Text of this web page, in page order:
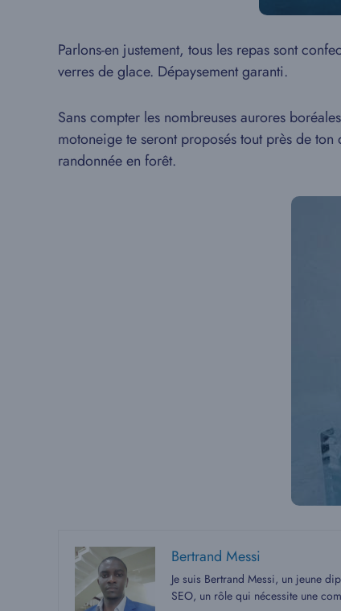
Parlons-en justement, tous les repas sont
verres de glace. Dépaysement garanti.
Sans compter les nombreuses aurores
motoneige te seront proposés tout près de
randonnée en forêt.
Bertrand Messi
Je suis Bertrand Messi, un jeune
SEO, un rôle qui nécessite une